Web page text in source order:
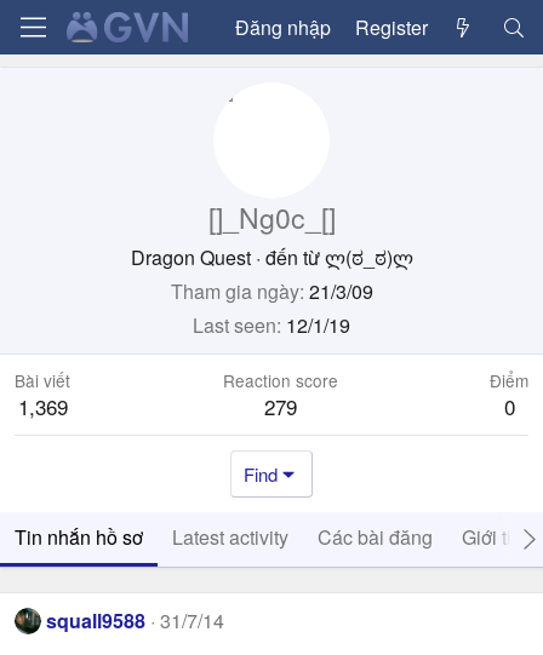
Đăng nhập Register
[]_Ng0c_[]
Dragon Quest · đến từლ(ಠ_ಠ)ლ
Tham gia ngày 21/3/09
Last seen 12/1/19
Bài viết
1,369
Reaction score
279
Điểm
0
Find
Tin nhắn hồ sơ Latest activity Các bài đăng Giới thiệu
squall9588 31/7/14